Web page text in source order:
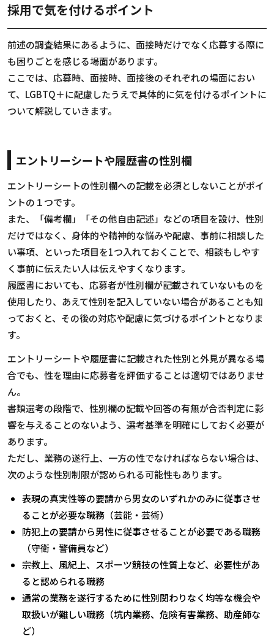
採用で気を付けるポイント
前述の調査結果にあるように、面接時だけでなく応募する際に
も困りごとを感じる場面があります。
ここでは、応募時、面接時、面接後のそれぞれの場面におい
て、LGBTQ＋に配慮したうえで具体的に気を付けるポイントに
ついて解説していきます。
エントリーシートや履歴書の性別欄
エントリーシートの性別欄への記載を必須としないことがポイ
ントの１つです。
また、「備考欄」「その他自由記述」などの項目を設け、性別
だけではなく、身体的や精神的な悩みや配慮、事前に相談した
い事項、といった項目を1つ入れておくことで、相談もしやす
く事前に伝えたい人は伝えやすくなります。
履歴書においても、応募者が性別欄が記載されていないものを
使用したり、あえて性別を記入していない場合があることも知
っておくと、その後の対応や配慮に気づけるポイントとなりま
す。
エントリーシートや履歴書に記載された性別と外見が異なる場
合でも、性を理由に応募者を評価することは適切ではありませ
ん。
書類選考の段階で、性別欄の記載や回答の有無が合否判定に影
響を与えることのないよう、選考基準を明確にしておく必要が
あります。
ただし、業務の遂行上、一方の性でなければならない場合は、
次のような性別制限が認められる可能性もあります。
表現の真実性等の要請から男女のいずれかのみに従事させ
ることが必要な職務（芸能・芸術）
防犯上の要請から男性に従事させることが必要である職務
（守衛・警備員など）
宗教上、風紀上、スポーツ競技の性質上など、必要性があ
ると認められる職務
通常の業務を遂行するために性別関わりなく均等な機会や
取扱いが難しい職務（坑内業務、危険有害業務、助産師な
ど）